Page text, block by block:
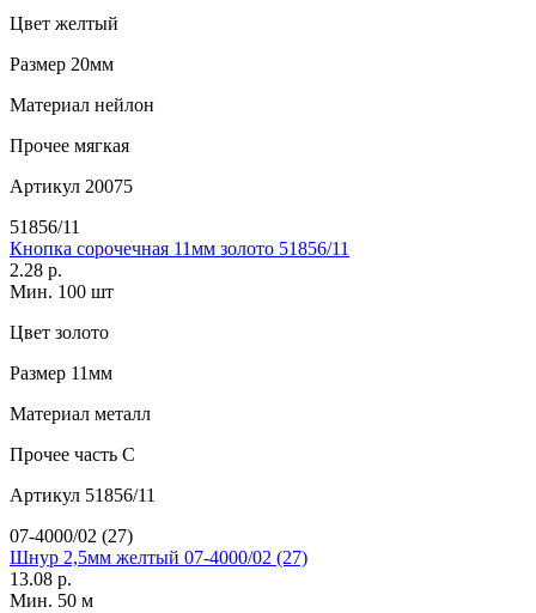
Цвет желтый
Размер 20мм
Материал нейлон
Прочее мягкая
Артикул 20075
51856/11
Кнопка сорочечная 11мм золото 51856/11
2.28 р.
Мин. 100 шт
Цвет золото
Размер 11мм
Материал металл
Прочее часть C
Артикул 51856/11
07-4000/02 (27)
Шнур 2,5мм желтый 07-4000/02 (27)
13.08 р.
Мин. 50 м